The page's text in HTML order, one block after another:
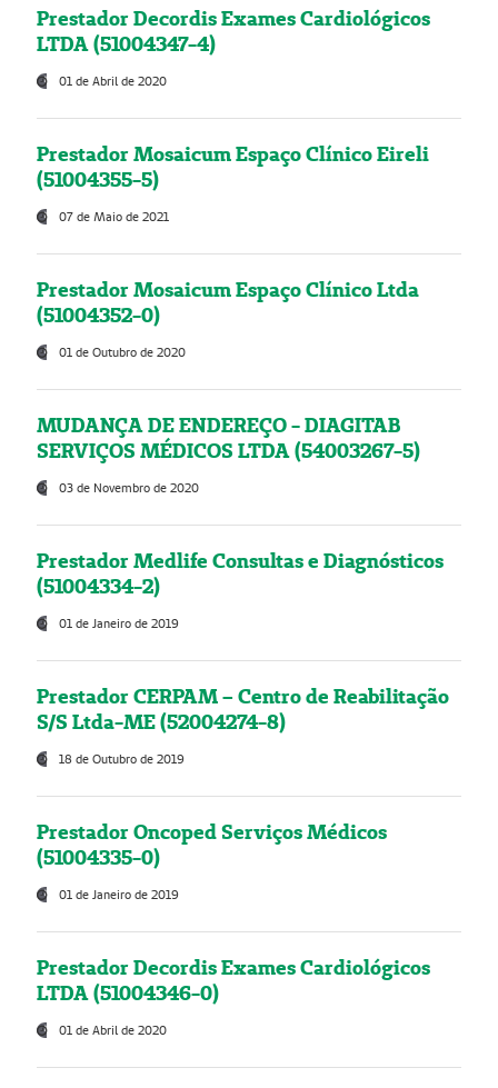
Prestador Decordis Exames Cardiológicos
LTDA (51004347-4)
01 de Abril de 2020
Prestador Mosaicum Espaço Clínico Eireli
(51004355-5)
07 de Maio de 2021
Prestador Mosaicum Espaço Clínico Ltda
(51004352-0)
01 de Outubro de 2020
MUDANÇA DE ENDEREÇO - DIAGITAB
SERVIÇOS MÉDICOS LTDA (54003267-5)
03 de Novembro de 2020
Prestador Medlife Consultas e Diagnósticos
(51004334-2)
01 de Janeiro de 2019
Prestador CERPAM – Centro de Reabilitação
S/S Ltda-ME (52004274-8)
18 de Outubro de 2019
Prestador Oncoped Serviços Médicos
(51004335-0)
01 de Janeiro de 2019
Prestador Decordis Exames Cardiológicos
LTDA (51004346-0)
01 de Abril de 2020